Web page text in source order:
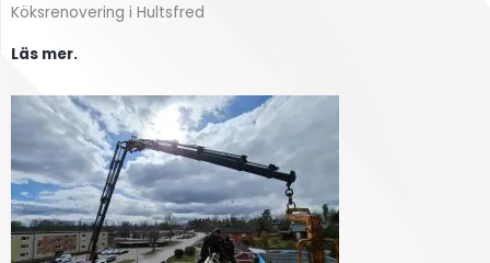
Köksrenovering i Hultsfred
Läs mer.